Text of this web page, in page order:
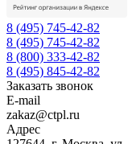
8 (495) 745-42-82
8 (495) 745-42-82
8 (800) 333-42-82
8 (495) 845-42-82
Заказать звонок
E-mail
zakaz@ctpl.ru
Адрес